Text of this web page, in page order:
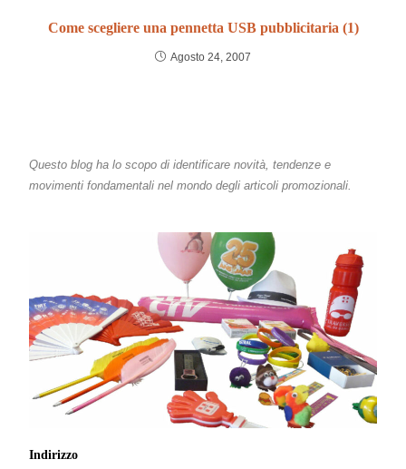
Come scegliere una pennetta USB pubblicitaria (1)
Agosto 24, 2007
Questo blog ha lo scopo di identificare novità, tendenze e
movimenti fondamentali nel mondo degli articoli promozionali.
Indirizzo